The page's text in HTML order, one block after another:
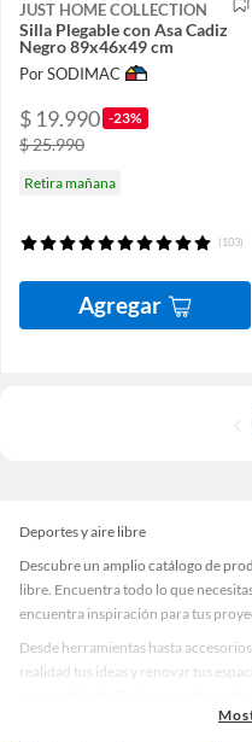
JUST HOME COLLECTION
Silla Plegable con Asa Cadiz
Negro 89x46x49 cm
Por SODIMAC
$ 19.990 -23%
$ 25.990
Retira mañana
(103)
Agregar
Deportes y aire libre
Descubre un amplio catálogo de
libre. Encuentra todo lo que
encuentra inspiración para tus
Desde herramientas hasta
realidad tus ideas y renovar tus
accesorios de calidad que te